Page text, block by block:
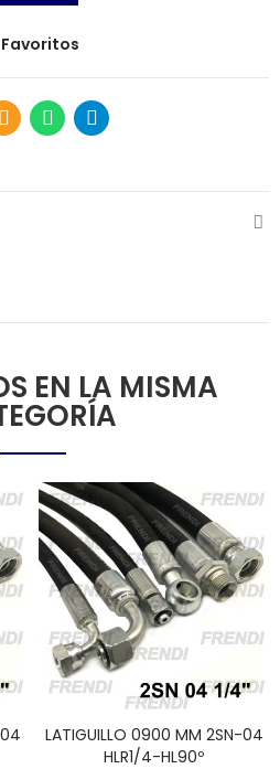
EN LA MISMA
LATIGUILLO 0900 MM 2SN-04
HLR1/4-HL90º